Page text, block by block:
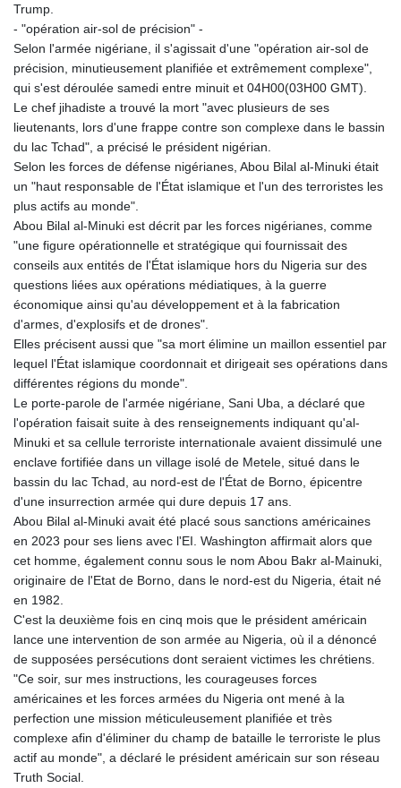
Trump.
- "opération air-sol de précision" -
Selon l'armée nigériane, il s'agissait d'une "opération air-sol de
précision, minutieusement planifiée et extrêmement complexe",
qui s'est déroulée samedi entre minuit et 04H00(03H00 GMT).
Le chef jihadiste a trouvé la mort "avec plusieurs de ses
lieutenants, lors d'une frappe contre son complexe dans le bassin
du lac Tchad", a précisé le président nigérian.
Selon les forces de défense nigérianes, Abou Bilal al-Minuki était
un "haut responsable de l'État islamique et l'un des terroristes les
plus actifs au monde".
Abou Bilal al-Minuki est décrit par les forces nigérianes, comme
"une figure opérationnelle et stratégique qui fournissait des
conseils aux entités de l'État islamique hors du Nigeria sur des
questions liées aux opérations médiatiques, à la guerre
économique ainsi qu'au développement et à la fabrication
d'armes, d'explosifs et de drones".
Elles précisent aussi que "sa mort élimine un maillon essentiel par
lequel l'État islamique coordonnait et dirigeait ses opérations dans
différentes régions du monde".
Le porte-parole de l'armée nigériane, Sani Uba, a déclaré que
l'opération faisait suite à des renseignements indiquant qu'al-
Minuki et sa cellule terroriste internationale avaient dissimulé une
enclave fortifiée dans un village isolé de Metele, situé dans le
bassin du lac Tchad, au nord-est de l'État de Borno, épicentre
d'une insurrection armée qui dure depuis 17 ans.
Abou Bilal al-Minuki avait été placé sous sanctions américaines
en 2023 pour ses liens avec l'EI. Washington affirmait alors que
cet homme, également connu sous le nom Abou Bakr al-Mainuki,
originaire de l'Etat de Borno, dans le nord-est du Nigeria, était né
en 1982.
C'est la deuxième fois en cinq mois que le président américain
lance une intervention de son armée au Nigeria, où il a dénoncé
de supposées persécutions dont seraient victimes les chrétiens.
"Ce soir, sur mes instructions, les courageuses forces
américaines et les forces armées du Nigeria ont mené à la
perfection une mission méticuleusement planifiée et très
complexe afin d'éliminer du champ de bataille le terroriste le plus
actif au monde", a déclaré le président américain sur son réseau
Truth Social.